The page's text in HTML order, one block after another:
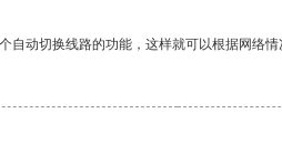
动切换线路的功能，这样就可以根据网络